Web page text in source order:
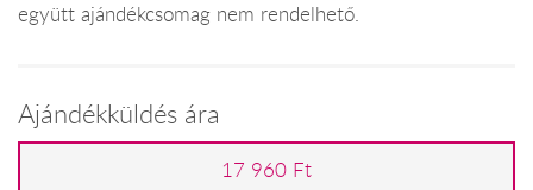
együtt ajándékcsomag nem rendelhető.
Ajándékküldés ára
17 960 Ft